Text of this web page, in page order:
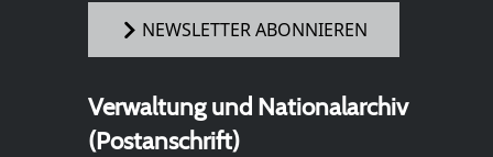
NEWSLETTER ABONNIEREN
Verwaltung und Nationalarchiv
(Postanschrift)